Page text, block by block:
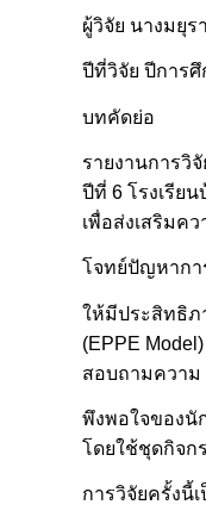
ผู้วิจัย นางมยุร
ปีที่วิจัย ปีการศึ
บทคัดย่อ
รายงานการวิ
ปีที่ 6 โรงเรีย
เพื่อส่งเสริมค
โจทย์ปัญหากา
ให้มีประสิทธิภ
(EPPE
สอบถามความ
พึงพอใจของนั
โดยใช้ชุดกิจก
การวิจัยครั้งนี้